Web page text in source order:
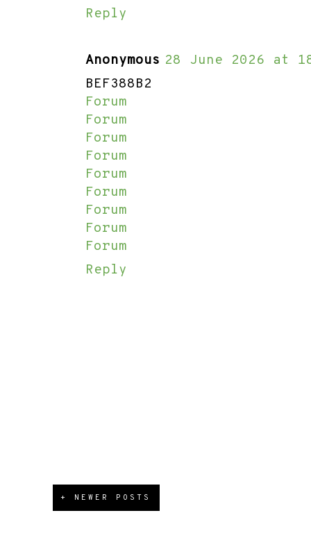
Reply
Anonymous 28 June 2026 at
BEF388B2
Forum
Forum
Forum
Forum
Forum
Forum
Forum
Forum
Forum
Reply
+ NEWER POSTS